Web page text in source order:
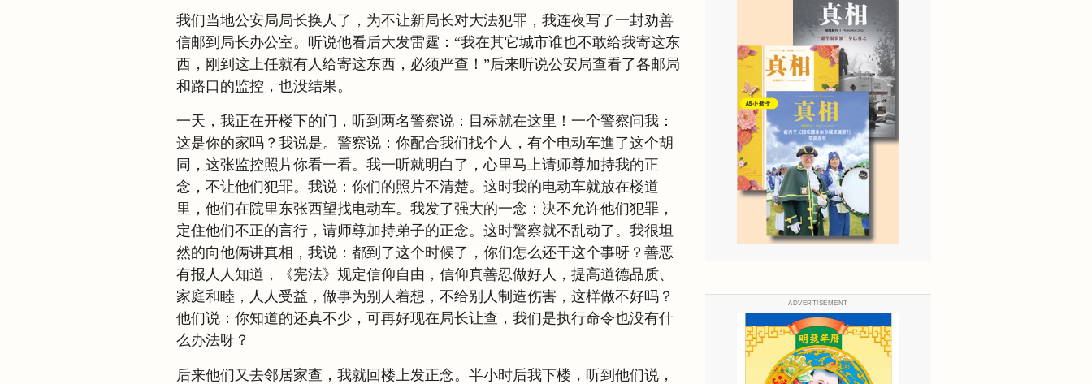
我们当地公安局局长换人了，为不让新局长对大法犯罪，我连夜写了一封劝善
信邮到局长办公室。听说他看后大发雷霆：“我在其它城市谁也不敢给我寄这东
西，刚到这上任就有人给寄这东西，必须严查！”后来听说公安局查看了各邮局
和路口的监控，也没结果。
一天，我正在开楼下的门，听到两名警察说：目标就在这里！一个警察问我：
这是你的家吗？我说是。警察说：你配合我们找个人，有个电动车進了这个胡
同，这张监控照片你看一看。我一听就明白了，心里马上请师尊加持我的正
念，不让他们犯罪。我说：你们的照片不清楚。这时我的电动车就放在楼道
里，他们在院里东张西望找电动车。我发了强大的一念：决不允许他们犯罪，
定住他们不正的言行，请师尊加持弟子的正念。这时警察就不乱动了。我很坦
然的向他俩讲真相，我说：都到了这个时候了，你们怎么还干这个事呀？善恶
有报人人知道，《宪法》规定信仰自由，信仰真善忍做好人，提高道德品质、
家庭和睦，人人受益，做事为别人着想，不给别人制造伤害，这样做不好吗？
他们说：你知道的还真不少，可再好现在局长让查，我们是执行命令也没有什
么办法呀？
后来他们又去邻居家查，我就回楼上发正念。半小时后我下楼，听到他们说，
ADVERTISEMENT